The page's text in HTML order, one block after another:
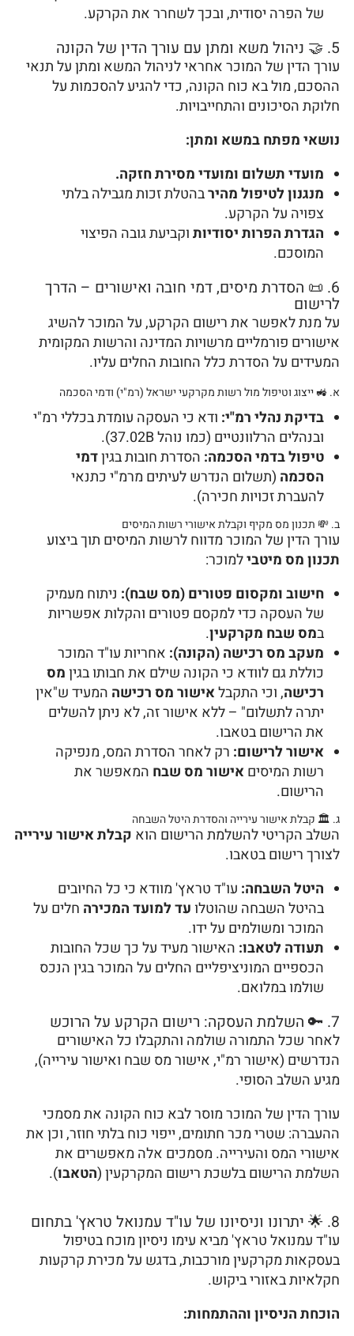
של הפרה יסודית, ובכך לשחרר את הקרקע.
5. 🤝 ניהול משא ומתן עם עורך הדין של הקונה
עורך הדין של המוכר אחראי לניהול המשא ומתן על תנאי
ההסכם, מול בא כוח הקונה, כדי להגיע להסכמות על
חלוקת הסיכונים והתחייבויות.
נושאי מפתח במשא ומתן:
מועדי תשלום ומועדי מסירת חזקה.
מנגנון לטיפול מהירבהטלת זכות מגבילה בלתי
צפויה על הקרקע.
הגדרת הפרות יסודיותוקביעת גובה הפיצוי
המוסכם.
6. 📜 הסדרת מיסים, דמי חובה ואישורים – הדרך
לרישום
על מנת לאפשר את רישום הקרקע, על המוכר להשיג
אישורים פורמליים מרשויות המדינה והרשות המקומית
המעידים על הסדרת כלל החובות החלים עליו.
א. 🚜 ייצוג וטיפול מול רשות מקרקעי ישראל (רמ"י) ודמי הסכמה
בדיקת נהלי רמ"י: ודא כי העסקה עומדת בכללי רמ"י
ובנהלים הרלוונטיים (כמו נוהל 37.02B).
טיפול בדמי הסכמה: הסדרת חובות בגיןדמי
הסכמה (תשלום הנדרש לעיתים מרמ"י כתנאי
להעברת זכויות חכירה).
ב. 💸 תכנון מס מקיף וקבלת אישורי רשות המיסים
עורך הדין של המוכר מדווח לרשות המיסים תוך ביצוע
תכנון מס מיטבילמוכר:
חישוב ומקסום פטורים (מס שבח): ניתוח מעמיק
של העסקה כדי למקסם פטורים והקלות אפשריות
במס שבח מקרקעין.
מעקב מס רכישה (הקונה): אחריות עו"ד המוכר
כוללת גם לוודא כי הקונה שילם את חבותו בגיןמס
רכישה, וכי התקבלאישור מס רכישה המעיד ש"אין
יתרה לתשלום" – ללא אישור זה, לא ניתן להשלים
את הרישום בטאבו.
אישור לרישום: רק לאחר הסדרת המס, מנפיקה
רשות המיסיםאישור מס שבח המאפשר את
הרישום.
ג. 🏛️ קבלת אישור עירייה והסדרת היטל השבחה
השלב הקריטי להשלמת הרישום הוא קבלת אישור עירייה
לצורך רישום בטאבו.
היטל השבחה: עו"ד טראץ' מוודא כי כל החיובים
בהיטל השבחה שהוטלועד למועד המכירה חלים על
המוכר ומשולמים על ידו.
תעודה לטאבו: האישור מעיד על כך שכל החובות
הכספיים המוניציפליים החלים על המוכר בגין הנכס
שולמו במלואם.
7. 🔑 השלמת העסקה: רישום הקרקע על הרוכש
לאחר שכל התמורה שולמה והתקבלו כל האישורים
הנדרשים (אישור רמ"י, אישור מס שבח ואישור עירייה),
מגיע השלב הסופי.
עורך הדין של המוכר מוסר לבא כוח הקונה את מסמכי
ההעברה: שטרי מכר חתומים, ייפוי כוח בלתי חוזר, וכן את
אישורי המס והעירייה. מסמכים אלה מאפשרים את
השלמת הרישום בלשכת רישום המקרקעין (הטאבו).
8. 🌟 יתרונו וניסיונו של עו"ד עמנואל טראץ' בתחום
עו"ד עמנואל טראץ' מביא עימו ניסיון מוכח בטיפול
בעסקאות מקרקעין מורכבות, בדגש על מכירת קרקעות
חקלאיות באזורי ביקוש.
הוכחת הניסיון וההתמחות: